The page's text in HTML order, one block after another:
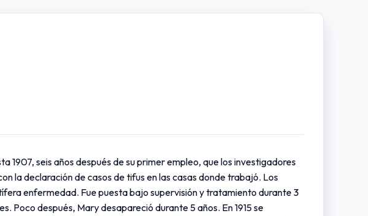
1907, seis años después de su primer empleo, que los investigadores
la declaración de casos de tifus en las casas donde trabajó. Los
enfermedad. Fue puesta bajo supervisión y tratamiento durante 3
Poco después, Mary desapareció durante 5 años. En 1915 se